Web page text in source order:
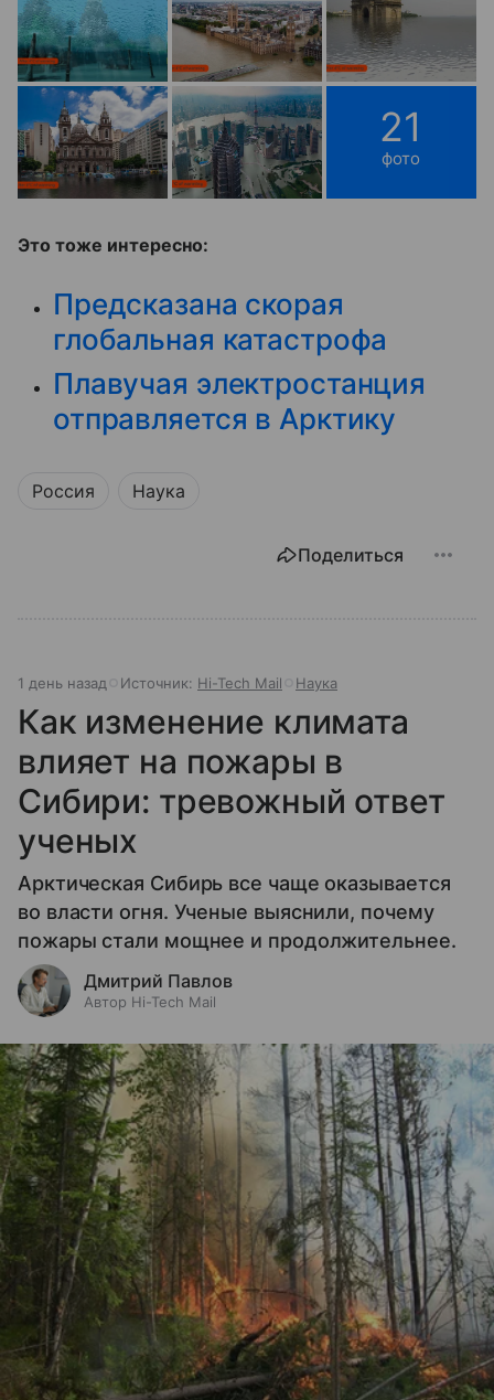
21
фото
Это тоже интересно:
Предсказана скорая
глобальная катастрофа
Плавучая электростанция
отправляется в Арктику
Россия Наука
Поделиться
1 день назад Источник: Hi-Tech Mail Наука
Как изменение климата
влияет на пожары в
Сибири: тревожный ответ
ученых
Арктическая Сибирь все чаще оказывается
во власти огня. Ученые выяснили, почему
пожары стали мощнее и продолжительнее.
Дмитрий Павлов
Автор Hi-Tech Mail